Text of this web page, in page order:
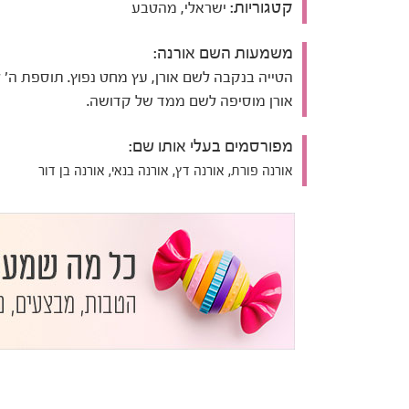
קטגוריות: ישראלי, מהטבע
משמעות השם אורנה:
הטייה בנקבה לשם אורן, עץ מחט נפוץ. תוספת
אורן מוסיפה לשם ממד של קדושה.
מפורסמים בעלי אותו שם:
אורנה פורת, אורנה דץ, אורנה בנאי, אורנה בן דור